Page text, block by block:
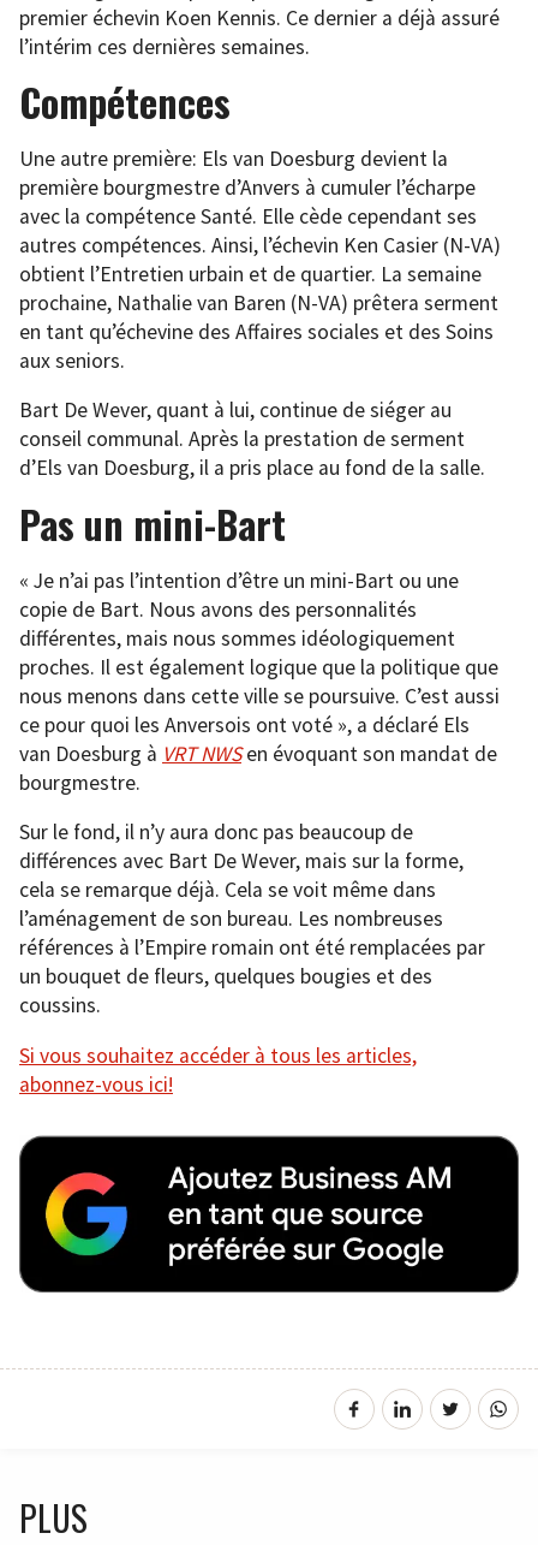
premier échevin Koen Kennis. Ce dernier a déjà assuré
l’intérim ces dernières semaines.
Compétences
Une autre première: Els van Doesburg devient la
première bourgmestre d’Anvers à cumuler l’écharpe
avec la compétence Santé. Elle cède cependant ses
autres compétences. Ainsi, l’échevin Ken Casier (N-VA)
obtient l’Entretien urbain et de quartier. La semaine
prochaine, Nathalie van Baren (N-VA) prêtera serment
en tant qu’échevine des Affaires sociales et des Soins
aux seniors.
Bart De Wever, quant à lui, continue de siéger au
conseil communal. Après la prestation de serment
d’Els van Doesburg, il a pris place au fond de la salle.
Pas un mini-Bart
« Je n’ai pas l’intention d’être un mini-Bart ou une
copie de Bart. Nous avons des personnalités
différentes, mais nous sommes idéologiquement
proches. Il est également logique que la politique que
nous menons dans cette ville se poursuive. C’est aussi
ce pour quoi les Anversois ont voté », a déclaré Els
van Doesburg à VRT NWSen évoquant son mandat de
bourgmestre.
Sur le fond, il n’y aura donc pas beaucoup de
différences avec Bart De Wever, mais sur la forme,
cela se remarque déjà. Cela se voit même dans
l’aménagement de son bureau. Les nombreuses
références à l’Empire romain ont été remplacées par
un bouquet de fleurs, quelques bougies et des
coussins.
Si vous souhaitez accéder à tous les articles,
abonnez-vous ici!
PLUS